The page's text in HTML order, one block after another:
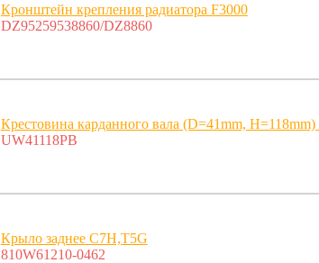
Кронштейн крепления радиатора F3000
DZ95259538860/DZ8860
Крестовина карданного вала (D=41mm,
UW41118PB
Крыло заднее C7H,T5G
810W61210-0462